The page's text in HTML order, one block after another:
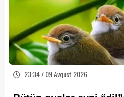
23:34 / 09 Avqust 2026